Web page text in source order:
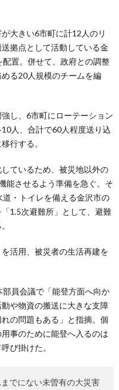
大きい6市町に計12人のリ
拠点として活動している金
置。併せて、政府との調整
る20人規模のチームを編
し、6市町にローテーション
人、合計で60人程度送り込
行する。
ているため、被災地以外の
能させるよう準備を急ぐ。そ
・トイレを備える金沢市の
1.5次避難所」として、避難
活用、被災者の生活再建を
員会議で「能登方面へ向か
や物資の搬送に大きな支障
の問題もある」と指摘。個
事のために能登へ入るのは
び掛けた。
でにない未曽有の大災害